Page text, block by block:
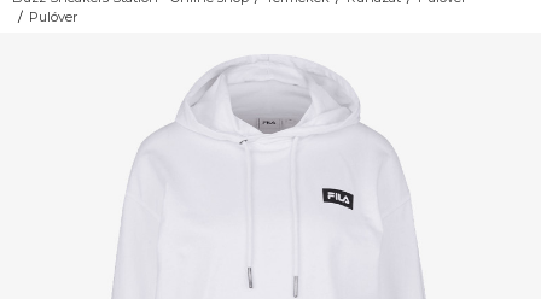
Pulóver